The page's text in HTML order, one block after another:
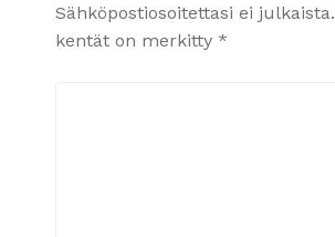
Sähköpostiosoitettasi ei julkaista.
kentät on merkitty *